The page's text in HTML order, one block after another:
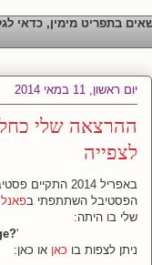
בתפריט מימין,
יום ראשון, 11 במאי 2014
לצפייה
באפריל 2014 התקיים פסטיבל '
הפסטיבל השתתפתי בפאנל
שלי בו היתה:
'
ניתן לצפות בו כאן או כאן: